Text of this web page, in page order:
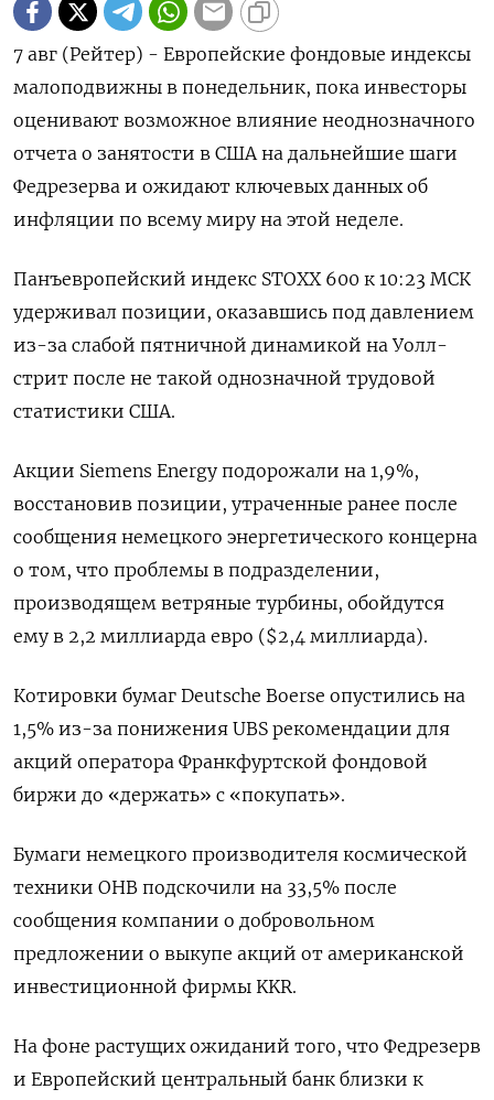
7 авг (Рейтер) - Европейские фондовые индексы
малоподвижны в понедельник, пока инвесторы
оценивают возможное влияние неоднозначного
отчета о занятости в США на дальнейшие шаги
Федрезерва и ожидают ключевых данных об
инфляции по всему миру на этой неделе.
Панъевропейский индекс STOXX 600 к 10:23 МСК
удерживал позиции, оказавшись под давлением
из-за слабой пятничной динамикой на Уолл-
стрит после не такой однозначной трудовой
статистики США.
Акции Siemens Energy подорожали на 1,9%,
восстановив позиции, утраченные ранее после
сообщения немецкого энергетического концерна
о том, что проблемы в подразделении,
производящем ветряные турбины, обойдутся
ему в 2,2 миллиарда евро ($2,4 миллиарда).
Котировки бумаг Deutsche Boerse опустились на
1,5% из-за понижения UBS рекомендации для
акций оператора Франкфуртской фондовой
биржи до «держать» с «покупать».
Бумаги немецкого производителя космической
техники OHB подскочили на 33,5% после
сообщения компании о добровольном
предложении о выкупе акций от американской
инвестиционной фирмы KKR.
На фоне растущих ожиданий того, что Федрезерв
и Европейский центральный банк близки к